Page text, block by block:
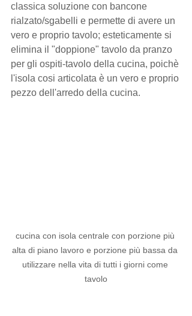
classica soluzione con bancone
rialzato/sgabelli e permette di avere un
vero e proprio tavolo; esteticamente si
elimina il "doppione" tavolo da pranzo
per gli ospiti-tavolo della cucina, poichè
l'isola cosi articolata è un vero e proprio
pezzo dell'arredo della cucina.
cucina con isola centrale con porzione più
alta di piano lavoro e porzione più bassa da
utilizzare nella vita di tutti i giorni come
tavolo